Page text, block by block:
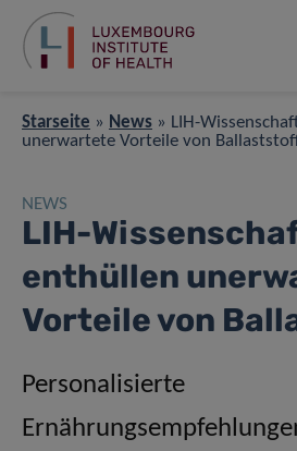
Starseite » News » LIH-
unerwartete Vorteile von
NEWS
LIH-
enthüllen
Vorteile von
Personalisierte